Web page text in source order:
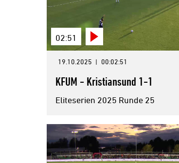
02:51
19.10.2025 | 00:02:51
KFUM - Kristiansund 1-1
Eliteserien 2025 Runde 25